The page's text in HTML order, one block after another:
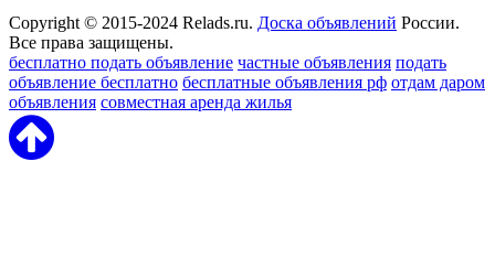
Copyright © 2015-2024 Relads.ru. Доска объявлений России.
Все права защищены.
бесплатно подать объявление частные объявления подать
объявление бесплатно бесплатные объявления рф отдам даром
объявления совместная аренда жилья